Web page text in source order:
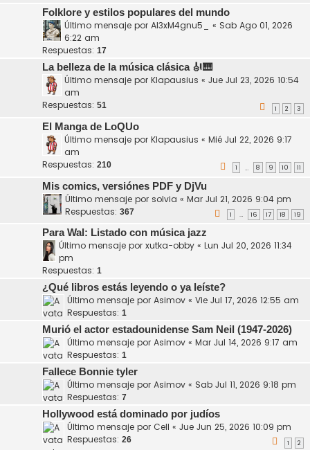
Folklore y estilos populares del mundo
Último mensaje por Al3xM4gnu5_ « Sab Ago 01, 2026
6:22 am
Respuestas: 17
La belleza de la música clásica 🎻🎹
Último mensaje por Klapausius « Jue Jul 23, 2026 10:54
am
Respuestas: 51 1 2 3
El Manga de LoQUo
Último mensaje por Klapausius « Mié Jul 22, 2026 9:17
am
Respuestas: 210 1 … 8 9 10 11
Mis comics, versiónes PDF y DjVu
Último mensaje por solvia « Mar Jul 21, 2026 9:04 pm
Respuestas: 367 1 … 16 17 18 19
Para Wal: Listado con música jazz
Último mensaje por xutka-obby « Lun Jul 20, 2026 11:34
pm
Respuestas: 1
¿Qué libros estás leyendo o ya leíste?
Último mensaje por Asimov « Vie Jul 17, 2026 12:55 am
Respuestas: 1
Murió el actor estadounidense Sam Neil (1947-2026)
Último mensaje por Asimov « Mar Jul 14, 2026 9:17 am
Respuestas: 1
Fallece Bonnie tyler
Último mensaje por Asimov « Sab Jul 11, 2026 9:18 pm
Respuestas: 7
Hollywood está dominado por judíos
Último mensaje por Cell « Jue Jun 25, 2026 10:09 pm
Respuestas: 26 1 2